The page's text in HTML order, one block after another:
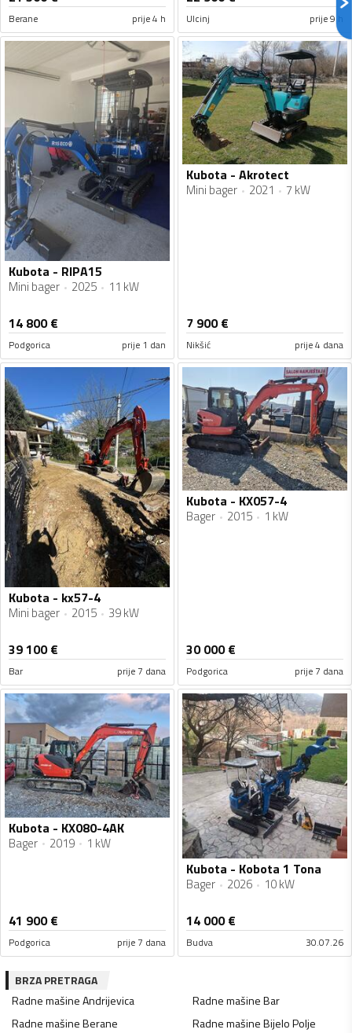
Berane prije 4 h Ulcinj prije 9 h
Kubota - RIPA15
Mini bager 2025 11 kW
14 800€
Podgorica prije 1 dan
Kubota - Akrotect
Mini bager 2021 7 kW
7 900€
Nikšić prije 4 dana
Kubota - kx57-4
Mini bager 2015 39 kW
39 100€
Bar prije 7 dana
Kubota - KX057-4
Bager 2015 1 kW
30 000€
Podgorica prije 7 dana
Kubota - KX080-4AK
Bager 2019 1 kW
41 900€
Podgorica prije 7 dana
Kubota - Kobota 1 Tona
Bager 2026 10 kW
14 000€
Budva 30.07.26
BRZA PRETRAGA
Radne mašineAndrijevica Radne mašineBar
Radne mašineBerane Radne mašineBijelo Polje